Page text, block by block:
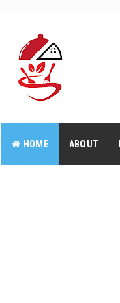
HOME ABOUT